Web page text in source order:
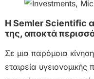
Η Semler Scientific
της, αποκτά
Σε μια παρόμοια
εταιρεία